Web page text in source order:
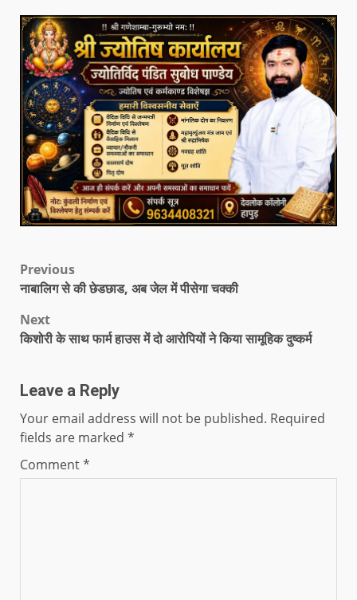
Previous
नाबालिग से की छेडछाड, अब जेल में पीसेगा चक्की
Next
किशोरी के साथ फार्म हाउस में दो आरोपियों ने किया सामूहिक दुष्कर्म
Leave a Reply
Your email address will not be published. Required
fields are marked *
Comment*